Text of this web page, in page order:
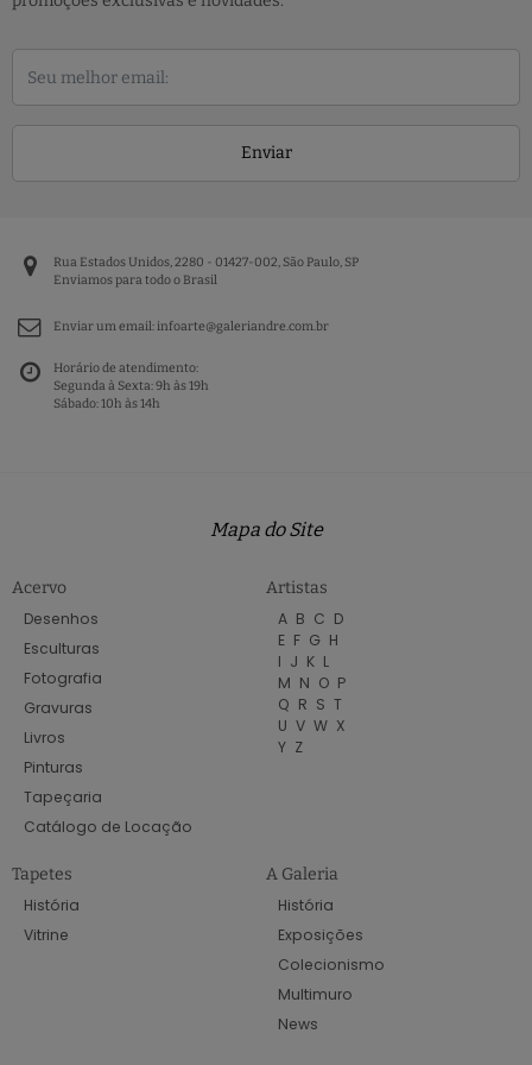
Enviar
Rua Estados Unidos, 2280 - 01427-002, São Paulo, SP
Enviamos para todo o Brasil
Enviar um email:infoarte@galeriandre.com.br
Horário de atendimento:
Segunda à Sexta: 9h às 19h
Sábado: 10h às 14h
Mapa do Site
Acervo
Desenhos
Esculturas
Fotografia
Gravuras
Livros
Pinturas
Tapeçaria
Catálogo de Locação
Artistas
A B C D
E F G H
I J K L
M N O P
Q R S T
U V W X
Y Z
Tapetes
História
Vitrine
A Galeria
História
Exposições
Colecionismo
Multimuro
News